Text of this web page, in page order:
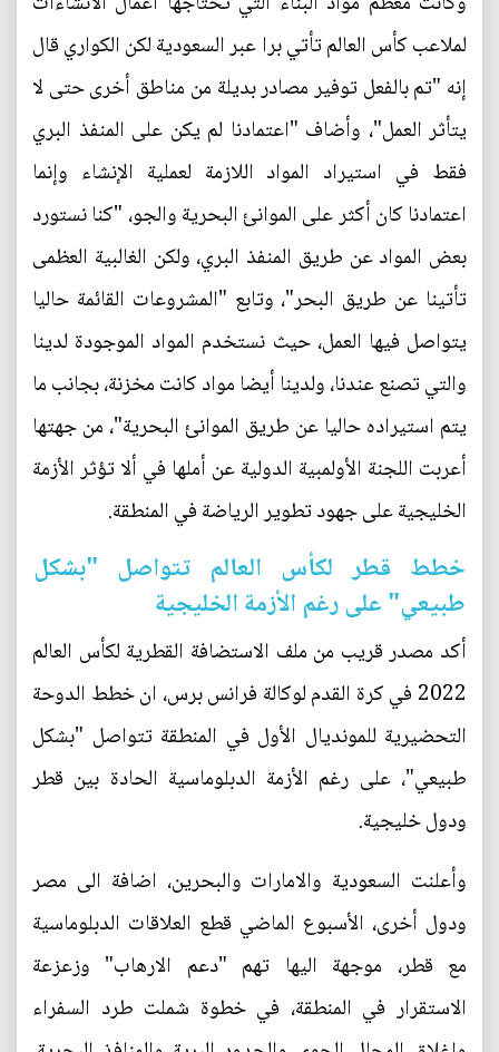
لملاعب كأس العالم تأتي برا عبر السعودية لكن الكواري قال
إنه "تم بالفعل توفير مصادر بديلة من مناطق أخرى حتى لا
يتأثر العمل"، وأضاف "اعتمادنا لم يكن على المنفذ البري
فقط في استيراد المواد اللازمة لعملية الإنشاء وإنما
اعتمادنا كان أكثر على الموانئ البحرية والجو، "كنا نستورد
بعض المواد عن طريق المنفذ البري، ولكن الغالبية العظمى
تأتينا عن طريق البحر"، وتابع "المشروعات القائمة حاليا
يتواصل فيها العمل، حيث نستخدم المواد الموجودة لدينا
والتي تصنع عندنا، ولدينا أيضا مواد كانت مخزنة، بجانب ما
يتم استيراده حاليا عن طريق الموانئ البحرية"، من جهتها
أعربت اللجنة الأولمبية الدولية عن أملها في ألا تؤثر الأزمة
الخليجية على جهود تطوير الرياضة في المنطقة.
خطط قطر لكأس العالم تتواصل "بشكل
طبيعي" على رغم الأزمة الخليجية
أكد مصدر قريب من ملف الاستضافة القطرية لكأس العالم
2022 في كرة القدم لوكالة فرانس برس، ان خطط الدوحة
التحضيرية للمونديال الأول في المنطقة تتواصل "بشكل
طبيعي"، على رغم الأزمة الدبلوماسية الحادة بين قطر
ودول خليجية.
وأعلنت السعودية والامارات والبحرين، اضافة الى مصر
ودول أخرى، الأسبوع الماضي قطع العلاقات الدبلوماسية
مع قطر، موجهة اليها تهم "دعم الارهاب" وزعزعة
الاستقرار في المنطقة، في خطوة شملت طرد السفراء